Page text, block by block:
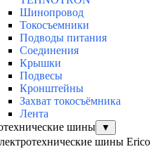
Шинопровод
Токосъемники
Подводы питания
Соединения
Крышки
Подвесы
Кронштейны
Захват токосъёмника
Лента
шины
▼
шины